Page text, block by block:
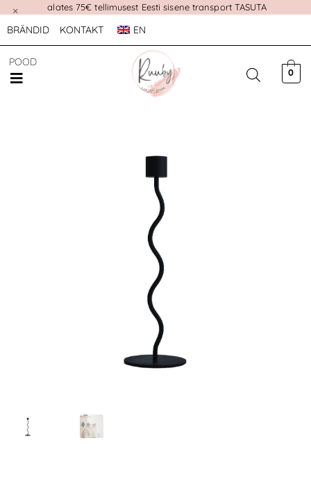
alates 75€ tellimusest Eesti sisene transport TASUTA
×
BRÄNDID KONTAKT EN
POOD
0